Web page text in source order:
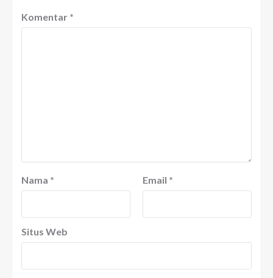
Komentar *
Nama * Email *
Situs Web